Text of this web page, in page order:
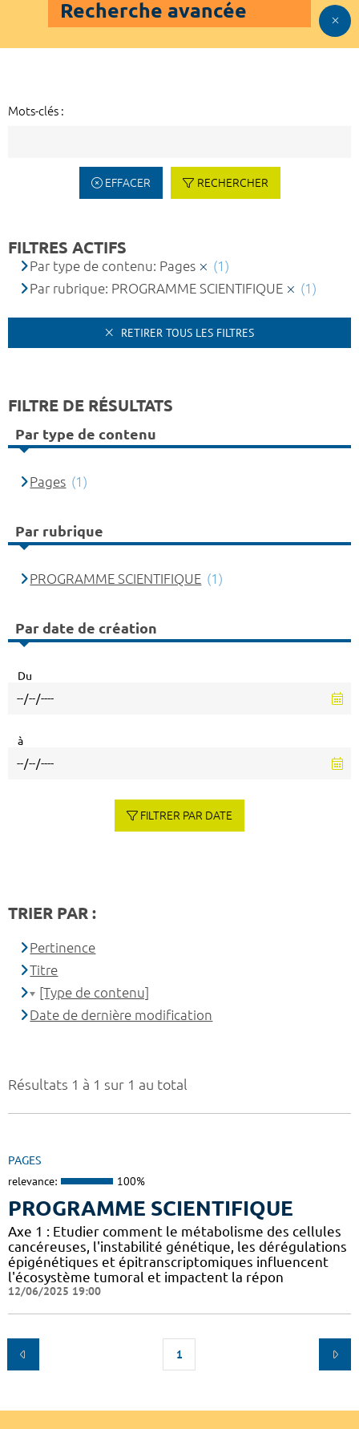
Recherche avancée
Mots-clés :
EFFACER RECHERCHER
Résultats 1 à 1 sur 1 au total
PAGES
relevance: 100%
PROGRAMME SCIENTIFIQUE
Axe 1 : Etudier comment le métabolisme des cellules
cancéreuses, l'instabilité génétique, les dérégulations
épigénétiques et épitranscriptomiques influencent
l'écosystème tumoral et impactent la répon
12/06/2025 19:00
1
FILTRES ACTIFS
Par type de contenu: Pages
(1)
Par rubrique: PROGRAMME SCIENTIFIQUE
(1)
RETIRER TOUS LES FILTRES
FILTRE DE RÉSULTATS
Par type de contenu
Pages (1)
Par rubrique
PROGRAMME SCIENTIFIQUE (1)
Par date de création
Du
à
FILTRER PAR DATE
TRIER PAR :
Pertinence
Titre
[Type de contenu]
Date de dernière modification